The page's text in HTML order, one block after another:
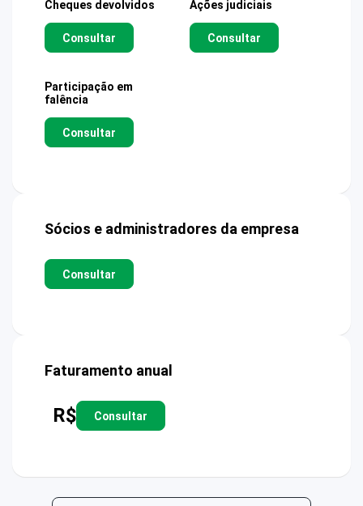
Cheques devolvidos
Consultar
Ações judiciais
Consultar
Participação em
falência
Consultar
Sócios e administradores da empresa
Consultar
Faturamento anual
R$ Consultar